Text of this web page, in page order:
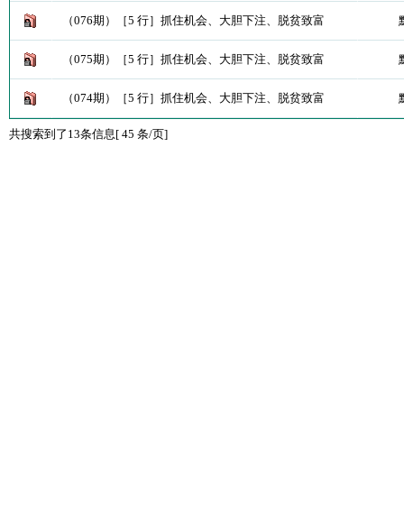
（076期）［5 行］抓住机会、大胆下注、脱贫致富
（075期）［5 行］抓住机会、大胆下注、脱贫致富
（074期）［5 行］抓住机会、大胆下注、脱贫致富
共搜索到了13条信息[ 45 条/页]